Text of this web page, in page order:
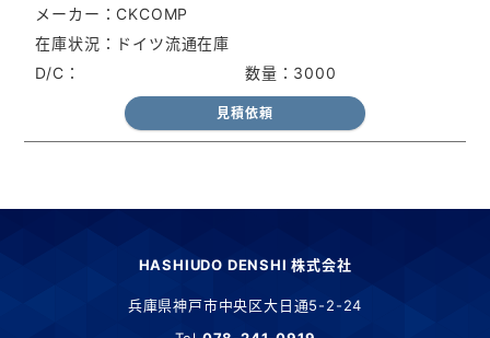
CKCOMP
3000
ドイツ流通在庫
見積依頼
HASHIUDO DENSHI 株式会社
兵庫県神戸市中央区大日通5-2-24